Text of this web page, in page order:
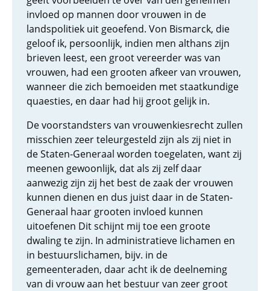
invloed op mannen door vrouwen in de
landspolitiek uit geoefend. Von Bismarck, die
geloof ik, persoonlijk, indien men althans zijn
brieven leest, een groot vereerder was van
vrouwen, had een grooten afkeer van vrouwen,
wanneer die zich bemoeiden met staatkundige
quaesties, en daar had hij groot gelijk in.
De voorstandsters van vrouwenkiesrecht zullen
misschien zeer teleurgesteld zijn als zij niet in
de Staten-Generaal worden toegelaten, want zij
meenen gewoonlijk, dat als zij zelf daar
aanwezig zijn zij het best de zaak der vrouwen
kunnen dienen en dus juist daar in de Staten-
Generaal haar grooten invloed kunnen
uitoefenen Dit schijnt mij toe een groote
dwaling te zijn. In administratieve lichamen en
in bestuurslichamen, bijv. in de
gemeenteraden, daar acht ik de deelneming
van di vrouw aan het bestuur van zeer groot